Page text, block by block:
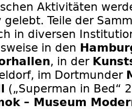
Aktivitäten
gelebt. Teile der
in diversen
in den
, in der
im Dortmunder
(„Superman in Bed“
– Museum